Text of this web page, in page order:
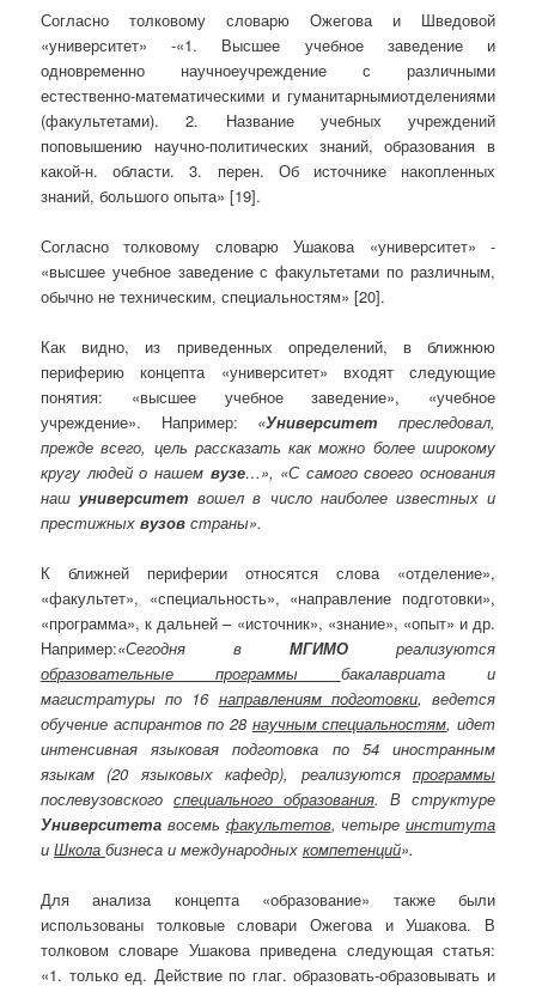
Согласно толковому словарю Ожегова и Шведовой
«университет» ‑«1. Высшее учебное заведение и
одновременно научноеучреждение с различными
естественно-математическими и гуманитарнымиотделениями
(факультетами). 2. Название учебных учреждений
поповышению научно-политических знаний, образования в
какой-н. области. 3. перен. Об источнике накопленных
знаний, большого опыта» [19].
Согласно толковому словарю Ушакова «университет» ‑
«высшее учебное заведение с факультетами по различным,
обычно не техническим, специальностям» [20].
Как видно, из приведенных определений, в ближнюю
периферию концепта «университет» входят следующие
понятия: «высшее учебное заведение», «учебное
учреждение». Например: «Университет преследовал,
прежде всего, цель рассказать как можно более широкому
кругу людей о нашем вузе…», «С самого своего основания
нашуниверситет вошел в число наиболее известных и
престижныхвузов страны».
К ближней периферии относятся слова «отделение»,
«факультет», «специальность», «направление подготовки»,
«программа», к дальней – «источник», «знание», «опыт» и др.
Например:«Сегодня в МГИМОреализуются
образовательные программы бакалавриата и
магистратуры по 16 направлениям подготовки, ведется
обучение аспирантов по 28 научным специальностям, идет
интенсивная языковая подготовка по 54 иностранным
языкам (20 языковых кафедр), реализуются программы
послевузовскогоспециального образования. В структуре
Университета восемь факультетов, четыре института
иШколабизнеса и международныхкомпетенций».
Для анализа концепта «образование» также были
использованы толковые словари Ожегова и Ушакова. В
толковом словаре Ушакова приведена следующая статья:
«1. только ед. Действие по глаг. образовать-образовывать и